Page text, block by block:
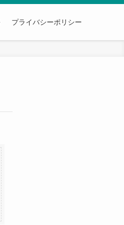
プライバシーポリシー